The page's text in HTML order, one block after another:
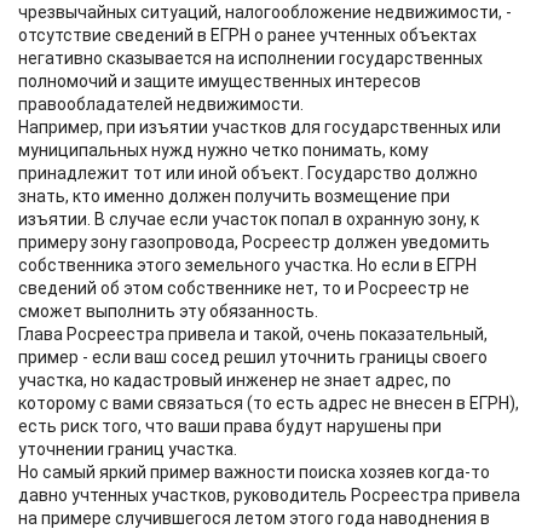
чрезвычайных ситуаций, налогообложение недвижимости, -
отсутствие сведений в ЕГРН о ранее учтенных объектах
негативно сказывается на исполнении государственных
полномочий и защите имущественных интересов
правообладателей недвижимости.
Например, при изъятии участков для государственных или
муниципальных нужд нужно четко понимать, кому
принадлежит тот или иной объект. Государство должно
знать, кто именно должен получить возмещение при
изъятии. В случае если участок попал в охранную зону, к
примеру зону газопровода, Росреестр должен уведомить
собственника этого земельного участка. Но если в ЕГРН
сведений об этом собственнике нет, то и Росреестр не
сможет выполнить эту обязанность.
Глава Росреестра привела и такой, очень показательный,
пример - если ваш сосед решил уточнить границы своего
участка, но кадастровый инженер не знает адрес, по
которому с вами связаться (то есть адрес не внесен в ЕГРН),
есть риск того, что ваши права будут нарушены при
уточнении границ участка.
Но самый яркий пример важности поиска хозяев когда-то
давно учтенных участков, руководитель Росреестра привела
на примере случившегося летом этого года наводнения в